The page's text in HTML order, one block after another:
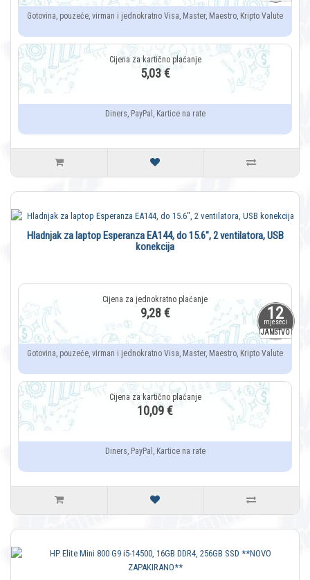
Gotovina, pouzeće, virman i jednokratno Visa, Master, Maestro, Kripto Valute
5,03 €
Diners, PayPal, Kartice na rate
12
mjeseci
JAMSTVO
Hladnjak za laptop Esperanza EA144, do 15.6", 2 ventilatora, USB
konekcija
9,28 €
Gotovina, pouzeće, virman i jednokratno Visa, Master, Maestro, Kripto Valute
10,09 €
Diners, PayPal, Kartice na rate